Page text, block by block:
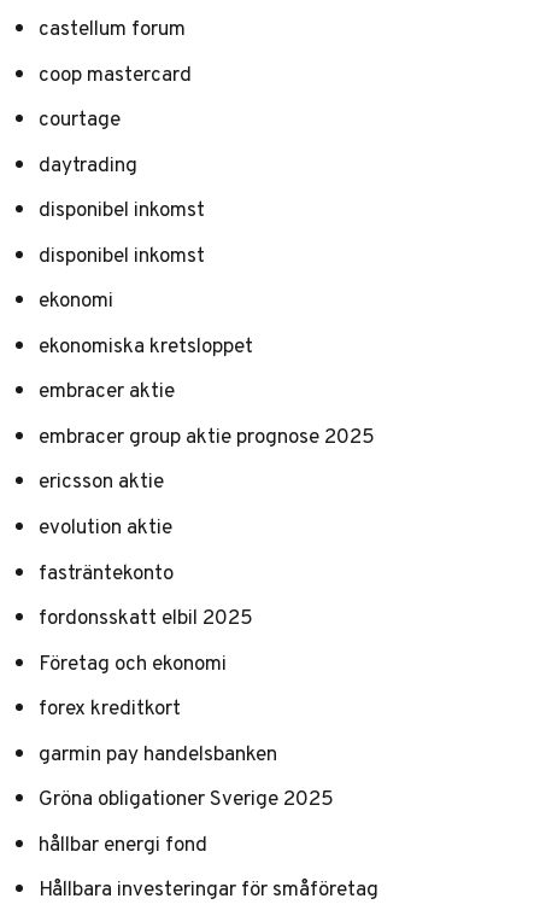
castellum forum
coop mastercard
courtage
daytrading
disponibel inkomst
disponibel inkomst
ekonomi
ekonomiska kretsloppet
embracer aktie
embracer group aktie prognose 2025
ericsson aktie
evolution aktie
fasträntekonto
fordonsskatt elbil 2025
Företag och ekonomi
forex kreditkort
garmin pay handelsbanken
Gröna obligationer Sverige 2025
hållbar energi fond
Hållbara investeringar för småföretag